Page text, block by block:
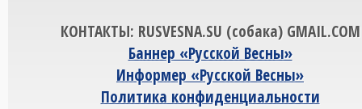
КОНТАКТЫ: RUSVESNA.SU (собака) GMAIL.COM
Баннер «Русской Весны»
Информер «Русской Весны»
Политика конфиденциальности